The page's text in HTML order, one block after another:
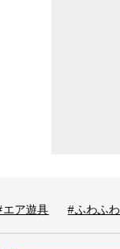
エア遊具 #ふわふわ